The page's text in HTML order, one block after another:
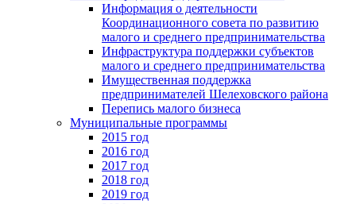
Информация о деятельности
Координационного совета по развитию
малого и среднего предпринимательства
Инфраструктура поддержки субъектов
малого и среднего предпринимательства
Имущественная поддержка
предпринимателей Шелеховского района
Перепись малого бизнеса
Муниципальные программы
2015 год
2016 год
2017 год
2018 год
2019 год